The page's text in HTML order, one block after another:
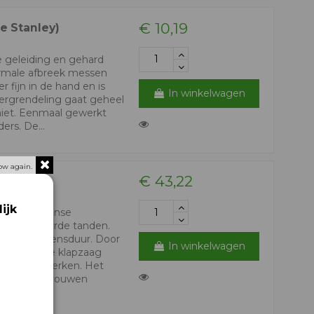
Stanley)
en gehard
afbreek messen
fijn in de hand en is
gaat geheel
Eenmaal gewerkt
De...
€ 10,19
In winkelwagen
met Japanse
tanden.
lange levensduur. Door
is de klapzaag
mee te werken. Het
gevouwen
€ 43,22
In winkelwagen
again.